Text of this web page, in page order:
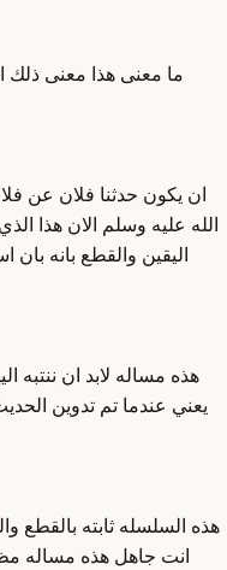
ما معنى هذا معنى ذلك
ان يكون حدثنا فلان عن
الله عليه وسلم الان هذا
اليقين والقطع بانه بان
هذه مساله لابد ان ننتبه
يعني عندما تم تدوين
هذه السلسله ثابته بالقطع
انت جاهل هذه مساله